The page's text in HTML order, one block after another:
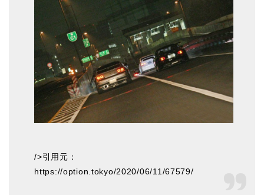
/>引用元：
https://option.tokyo/2020/06/11/67579/